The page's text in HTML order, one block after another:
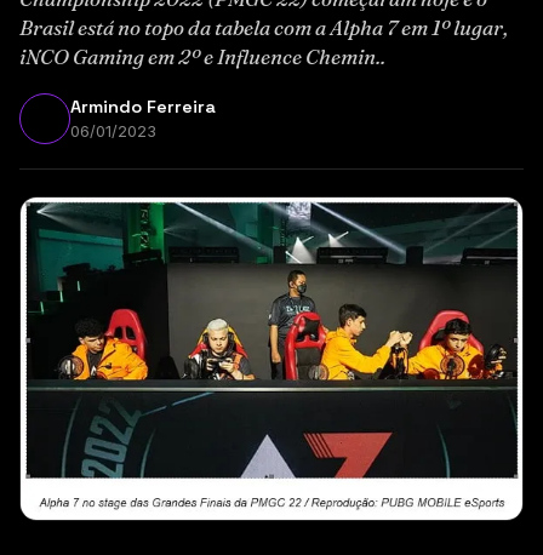
Brasil está no topo da tabela com a Alpha 7 em 1º lugar,
iNCO Gaming em 2º e Influence Chemin..
Armindo Ferreira
06/01/2023